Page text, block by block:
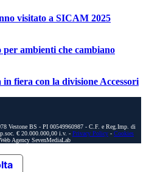
visitato a SICAM 2025
ambienti che cambiano
fiera con la divisione Accessori
Vestone BS - PI 00549960987 - C.F. e Reg.Imp. di
€ 20.000.000,00 i.v. - Privacy Policy - Cookies
Agency SevenMediaLab